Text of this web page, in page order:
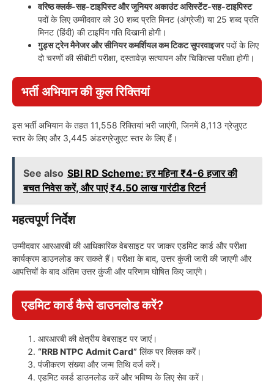
वरिष्ठ क्लर्क-सह-टाइपिस्ट और जूनियर अकाउंट असिस्टेंट-सह-टाइपिस्ट
पदों के लिए उम्मीदवार को 30 शब्द प्रति मिनट (अंग्रेजी) या 25 शब्द प्रति
मिनट (हिंदी) की टाइपिंग गति दिखानी होगी।
गुड्स ट्रेन मैनेजर और सीनियर कमर्शियल कम टिकट सुपरवाइजरपदों के लिए
दो चरणों की सीबीटी परीक्षा, दस्तावेज़ सत्यापन और चिकित्सा परीक्षा होगी।
भर्ती अभियान की कुल रिक्तियां
इस भर्ती अभियान के तहत 11,558 रिक्तियां भरी जाएंगी, जिनमें 8,113 ग्रेजुएट
स्तर के लिए और 3,445 अंडरग्रेजुएट स्तर के लिए हैं।
See also SBI RD Scheme: हर महिना ₹4-6 हजार की
बचत निवेस करें, और पाएं ₹4.50 लाख गारंटीड रिटर्न
महत्वपूर्ण निर्देश
उम्मीदवार आरआरबी की आधिकारिक वेबसाइट पर जाकर एडमिट कार्ड और परीक्षा
कार्यक्रम डाउनलोड कर सकते हैं। परीक्षा के बाद, उत्तर कुंजी जारी की जाएगी और
आपत्तियों के बाद अंतिम उत्तर कुंजी और परिणाम घोषित किए जाएंगे।
एडमिट कार्ड कैसे डाउनलोड करें?
आरआरबी की क्षेत्रीय वेबसाइट पर जाएं।
“RRB NTPC Admit Card” लिंक पर क्लिक करें।
पंजीकरण संख्या और जन्म तिथि दर्ज करें।
एडमिट कार्ड डाउनलोड करें और भविष्य के लिए सेव करें।